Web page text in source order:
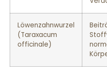
Löwenzahnwurzel
(Taraxacum
officinale)